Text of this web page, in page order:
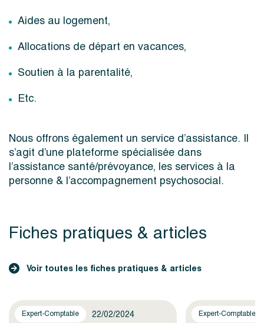
Aides au logement,
Allocations de départ en vacances,
Soutien à la parentalité,
Etc.
Nous offrons également un service d’assistance. Il
s’agit d’une plateforme spécialisée dans
l’assistance santé/prévoyance, les services à la
personne & l’accompagnement psychosocial.
Fiches pratiques & articles
Voir toutes les fiches pratiques & articles
Expert-Comptable 22/02/2024 Expert-Comptable